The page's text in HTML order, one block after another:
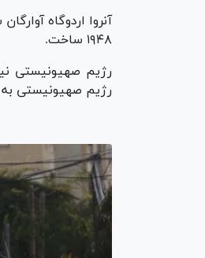
۱۹۴۸ ساخت.
رژیم صهیونیستی